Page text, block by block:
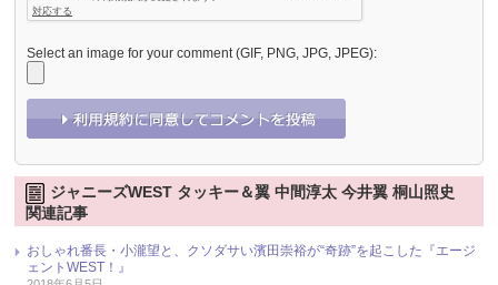
Select an image for your comment (GIF, PNG, JPG, JPEG):
ジャニーズWEST タッキー＆翼 中間淳太 今井翼 桐山照史
関連記事
おしゃれ番長・小瀧望と、クソダサい濱田崇裕が“奇跡”を起こした『エージ
ェントWEST！』